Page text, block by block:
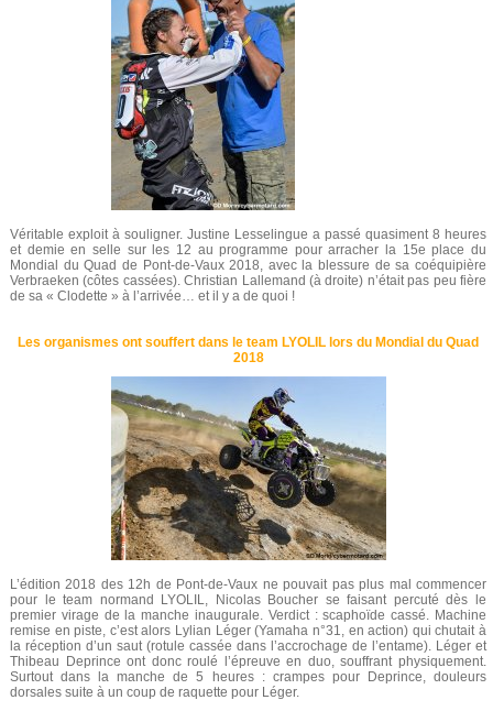
Véritable exploit à souligner. Justine Lesselingue a passé quasiment 8 heures
et demie en selle sur les 12 au programme pour arracher la 15e place du
Mondial du Quad de Pont-de-Vaux 2018, avec la blessure de sa coéquipière
Verbraeken (côtes cassées). Christian Lallemand (à droite) n’était pas peu fière
de sa « Clodette » à l’arrivée… et il y a de quoi !
Les organismes ont souffert dans le team LYOLIL lors du Mondial du Quad
2018
L’édition 2018 des 12h de Pont-de-Vaux ne pouvait pas plus mal commencer
pour le team normand LYOLIL, Nicolas Boucher se faisant percuté dès le
premier virage de la manche inaugurale. Verdict : scaphoïde cassé. Machine
remise en piste, c’est alors Lylian Léger (Yamaha n°31, en action) qui chutait à
la réception d’un saut (rotule cassée dans l’accrochage de l’entame). Léger et
Thibeau Deprince ont donc roulé l’épreuve en duo, souffrant physiquement.
Surtout dans la manche de 5 heures : crampes pour Deprince, douleurs
dorsales suite à un coup de raquette pour Léger.